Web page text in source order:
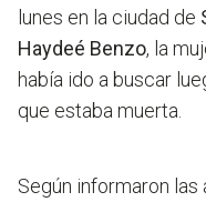
lunes en la ciudad de
Haydeé Benzo, la
había ido a buscar
que estaba muerta.
Según informaron las